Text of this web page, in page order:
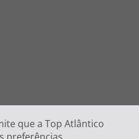
que a Top Atlântico